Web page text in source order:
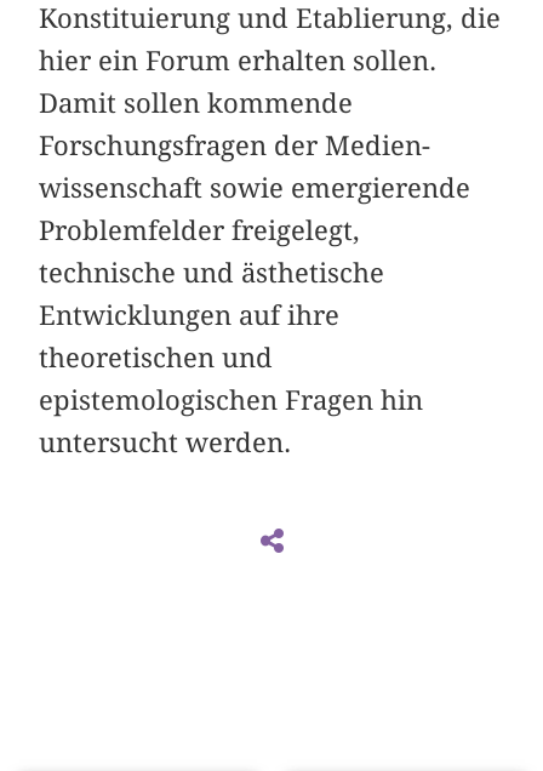
Konstituierung und Etablierung, die
hier ein Forum erhalten sollen.
Damit sollen kommende
Forschungsfragen der Medien-
wissenschaft sowie emergierende
Problemfelder freigelegt,
technische und ästhetische
Entwicklungen auf ihre
theoretischen und
epistemologischen Fragen hin
untersucht werden.